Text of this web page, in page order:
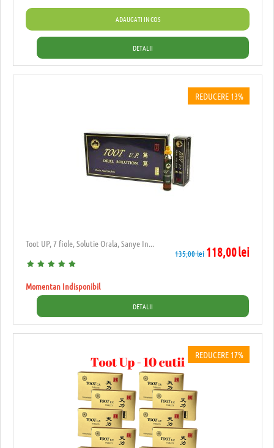
ADAUGATI IN COS
DETALII
REDUCERE 13%
Toot UP, 7 fiole, Solutie Orala, Sanye In...
135,00lei 118,00lei
Momentan Indisponibil
DETALII
REDUCERE 17%